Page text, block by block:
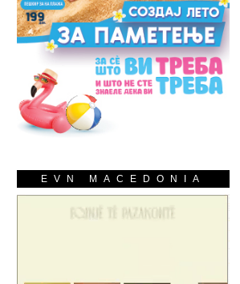
EVN MACEDONIA